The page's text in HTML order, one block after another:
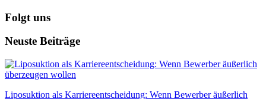
Folgt uns
Neuste Beiträge
Liposuktion als Karriereentscheidung: Wenn Bewerber äußerlich